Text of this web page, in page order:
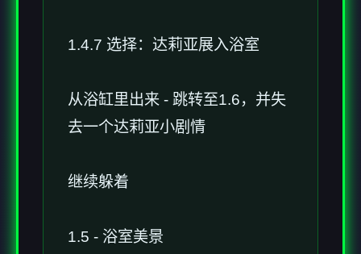
1.4.7 选择：达莉亚展入浴室
从浴缸里出来 - 跳转至1.6，并失
去一个达莉亚小剧情
继续躲着
1.5 - 浴室美景